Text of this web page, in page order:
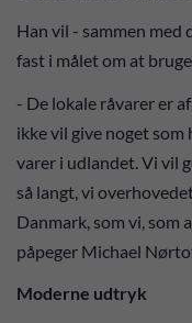
Han vil - sammen
fast i målet om at
- De lokale råvarer er
ikke vil give noget
varer i udlandet. Vi vil
så langt, vi
Danmark, som vi, som
påpeger Michael
Moderne udtryk